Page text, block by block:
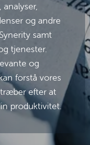
og andre
samt
tjenester.
og
forstå vores
efter at
produktivitet.
→